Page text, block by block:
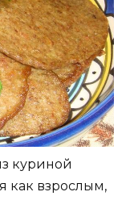
куриной
как взрослым,